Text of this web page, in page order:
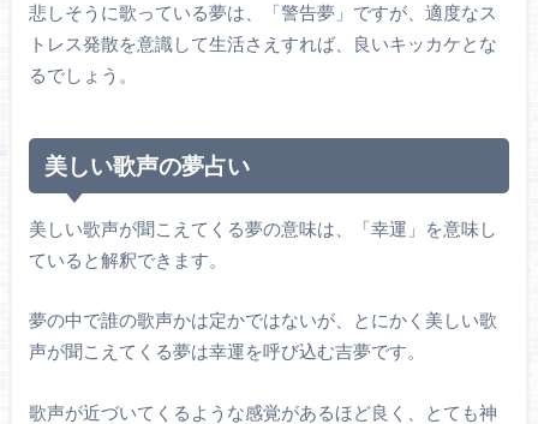
悲しそうに歌っている夢は、「警告夢」ですが、適度なス
トレス発散を意識して生活さえすれば、良いキッカケとな
るでしょう。
美しい歌声の夢占い
美しい歌声が聞こえてくる夢の意味は、「幸運」を意味し
ていると解釈できます。
夢の中で誰の歌声かは定かではないが、とにかく美しい歌
声が聞こえてくる夢は幸運を呼び込む吉夢です。
歌声が近づいてくるような感覚があるほど良く、とても神